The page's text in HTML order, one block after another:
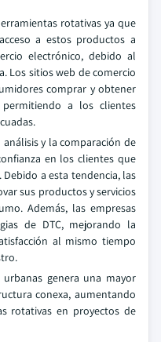
rotativas ya que
a estos productos a
electrónico, debido al
Los sitios web de comercio
comprar y obtener
a los clientes
y la comparación de
en los clientes que
a esta tendencia, las
sus productos y servicios
Además, las empresas
de DTC, mejorando la
al mismo tiempo
genera una mayor
conexa, aumentando
rotativas en proyectos de